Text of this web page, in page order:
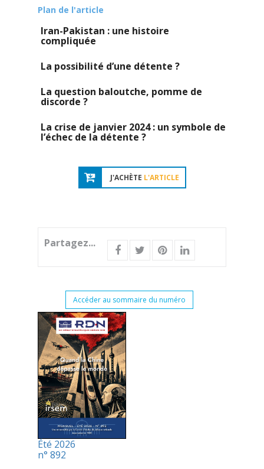
Plan de l'article
Iran-Pakistan : une histoire
compliquée
La possibilité d’une détente ?
La question baloutche, pomme de
discorde ?
La crise de janvier 2024 : un symbole de
l’échec de la détente ?
J'ACHÈTE L'ARTICLE
Partagez...
Accéder au sommaire du numéro
Été 2026
n° 892